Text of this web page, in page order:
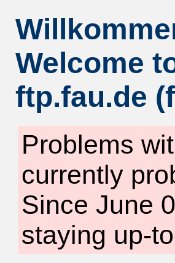
Welcome
ftp.fau.de
Problems
currently
Since June
staying up-